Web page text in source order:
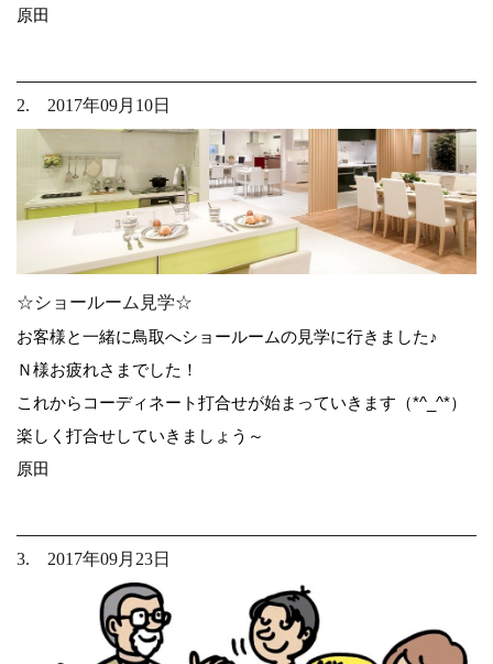
原田
2. 2017年09月10日
☆ショールーム見学☆
お客様と一緒に鳥取へショールームの見学に行きました♪
Ｎ様お疲れさまでした！
これからコーディネート打合せが始まっていきます（*^_^*）
楽しく打合せしていきましょう～
原田
3. 2017年09月23日